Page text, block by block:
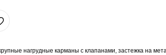
нагрудные карманы с клапанами, застежка на